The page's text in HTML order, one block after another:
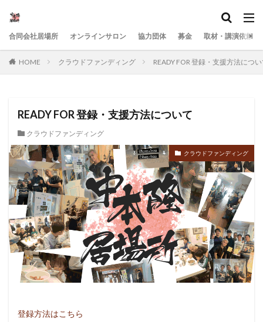
合同会社居場所 オンラインサロン 協力団体 募金 取材・講演依頼
HOME クラウドファンディング READY FOR 登録・支援方法につ
READY FOR 登録・支援方法について
クラウドファンディング
クラウドファンディング
登録方法はこちら